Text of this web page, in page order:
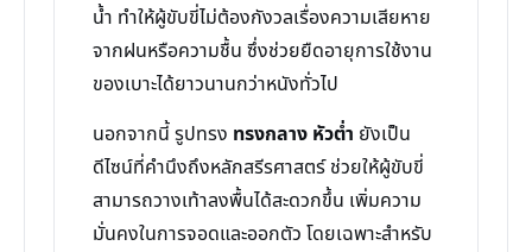
น้ำ ทำให้ผู้ขับขี่ไม่ต้องกังวลเรื่องความเสียหาย
จากฝนหรือความชื้น ซึ่งช่วยยืดอายุการใช้งาน
ของเบาะได้ยาวนานกว่าหนังทั่วไป
นอกจากนี้ รูปทรง ทรงกลาง หัวต่ำ ยังเป็น
ดีไซน์ที่คำนึงถึงหลักสรีรศาสตร์ ช่วยให้ผู้ขับขี่
สามารถวางเท้าลงพื้นได้สะดวกขึ้น เพิ่มความ
มั่นคงในการจอดและออกตัว โดยเฉพาะสำหรับ